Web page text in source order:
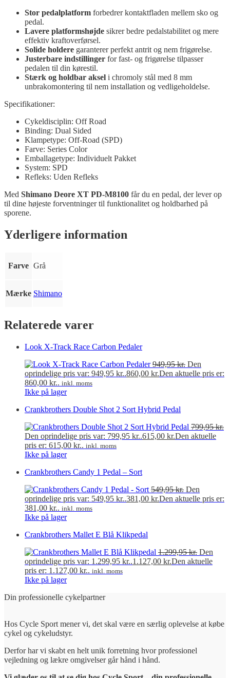
Stor pedalplatform forbedrer kontaktfladen mellem sko og
pedal.
Lavere platformshøjde sikrer bedre pedalstabilitet og mere
effektiv kraftoverførsel.
Solide holdere garanterer perfekt antrit og nem frigørelse.
Justerbare indstillinger for fast- og frigørelse tilpasser
pedalen til din kørestil.
Stærk og holdbar aksel i chromoly stål med 8 mm
unbrakomontering til nem installation og vedligeholdelse.
Specifikationer:
Cykeldisciplin: Off Road
Binding: Dual Sided
Klampetype: Off-Road (SPD)
Farve: Series Color
Emballagetype: Individuelt Pakket
System: SPD
Refleks: Uden Refleks
Med Shimano Deore XT PD-M8100 får du en pedal, der lever op
til dine højeste forventninger til funktionalitet og holdbarhed på
sporene.
Yderligere information
Farve Grå
Mærke Shimano
Relaterede varer
Look X-Track Race Carbon Pedaler
949,95kr. Den
oprindelige pris var: 949,95 kr..860,00 kr.Den aktuelle pris er:
860,00 kr.. inkl. moms
Ikke på lager
Crankbrothers Double Shot 2 Sort Hybrid Pedal
799,95kr.
Den oprindelige pris var: 799,95 kr..615,00 kr.Den aktuelle
pris er: 615,00 kr.. inkl. moms
Ikke på lager
Crankbrothers Candy 1 Pedal – Sort
549,95kr. Den
oprindelige pris var: 549,95 kr..381,00 kr.Den aktuelle pris er:
381,00 kr.. inkl. moms
Ikke på lager
Crankbrothers Mallet E Blå Klikpedal
1.299,95kr. Den
oprindelige pris var: 1.299,95 kr..1.127,00 kr.Den aktuelle
pris er: 1.127,00 kr.. inkl. moms
Ikke på lager
Din professionelle cykelpartner
Hos Cycle Sport mener vi, det skal være en særlig oplevelse at købe
cykel og cykeludstyr.
Derfor har vi skabt en helt unik forretning hvor professionel
vejledning og lækre omgivelser går hånd i hånd.